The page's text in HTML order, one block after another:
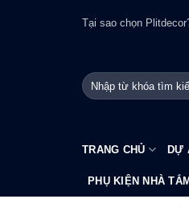
Tại sao chọn
Tìm
kiếm:
TRANG CHỦ DỰ
PHỤ KIỆN NHÀ